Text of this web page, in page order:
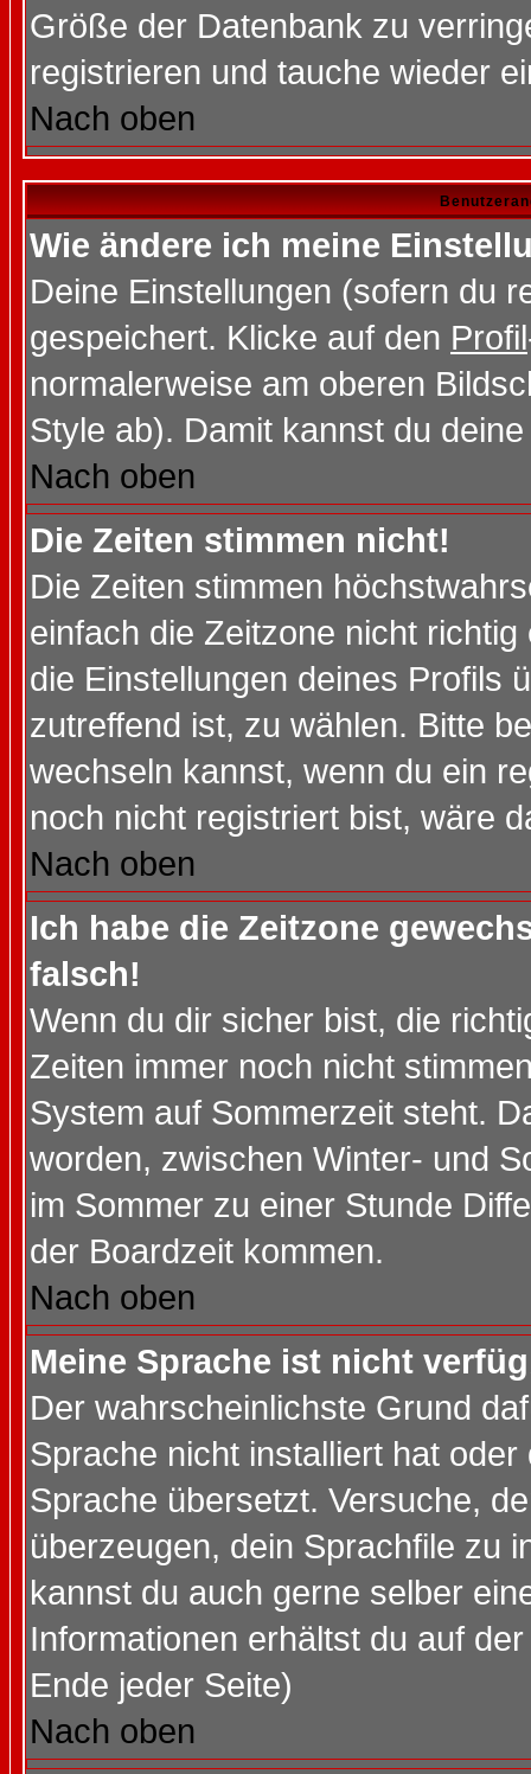
Größe der Datenbank zu
registrieren und tauche wieder
Nach oben
Wie ändere ich meine
Deine Einstellungen (sofern du
gespeichert. Klicke auf den Profil
normalerweise am oberen
Style ab). Damit kannst du
Nach oben
Die Zeiten stimmen nicht!
Die Zeiten stimmen
einfach die Zeitzone nicht
die Einstellungen deines Profils
zutreffend ist, zu wählen. Bitte
wechseln kannst, wenn du ein
noch nicht registriert bist, wäre
Nach oben
Ich habe die Zeitzone
falsch!
Wenn du dir sicher bist, die
Zeiten immer noch nicht
System auf Sommerzeit steht.
worden, zwischen Winter- und
im Sommer zu einer Stunde
der Boardzeit kommen.
Nach oben
Meine Sprache ist nicht
Der wahrscheinlichste Grund
Sprache nicht installiert hat
Sprache übersetzt. Versuche,
überzeugen, dein Sprachfile zu
kannst du auch gerne selber
Informationen erhältst du auf
Ende jeder Seite)
Nach oben